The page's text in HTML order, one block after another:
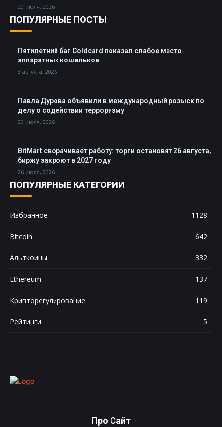
20 июля, 2026
ПОПУЛЯРНЫЕ ПОСТЫ
Пятилетний баг Coldcard показал слабое место
аппаратных кошельков
3 августа, 2026
Павла Дурова объявили в международный розыск по
делу о содействии терроризму
29 июля, 2026
BitMart сворачивает работу: торги остановят 26 августа,
биржу закроют в 2027 году
26 июля, 2026
ПОПУЛЯРНЫЕ КАТЕГОРИИ
Избранное 1128
Bitcoin 642
Альткоины 332
Ethereum 137
Крипторегулирование 119
Рейтинги 5
Про Сайт